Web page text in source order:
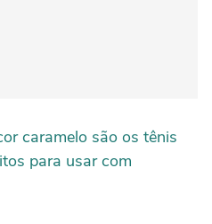
caramelo são os tênis
para usar com